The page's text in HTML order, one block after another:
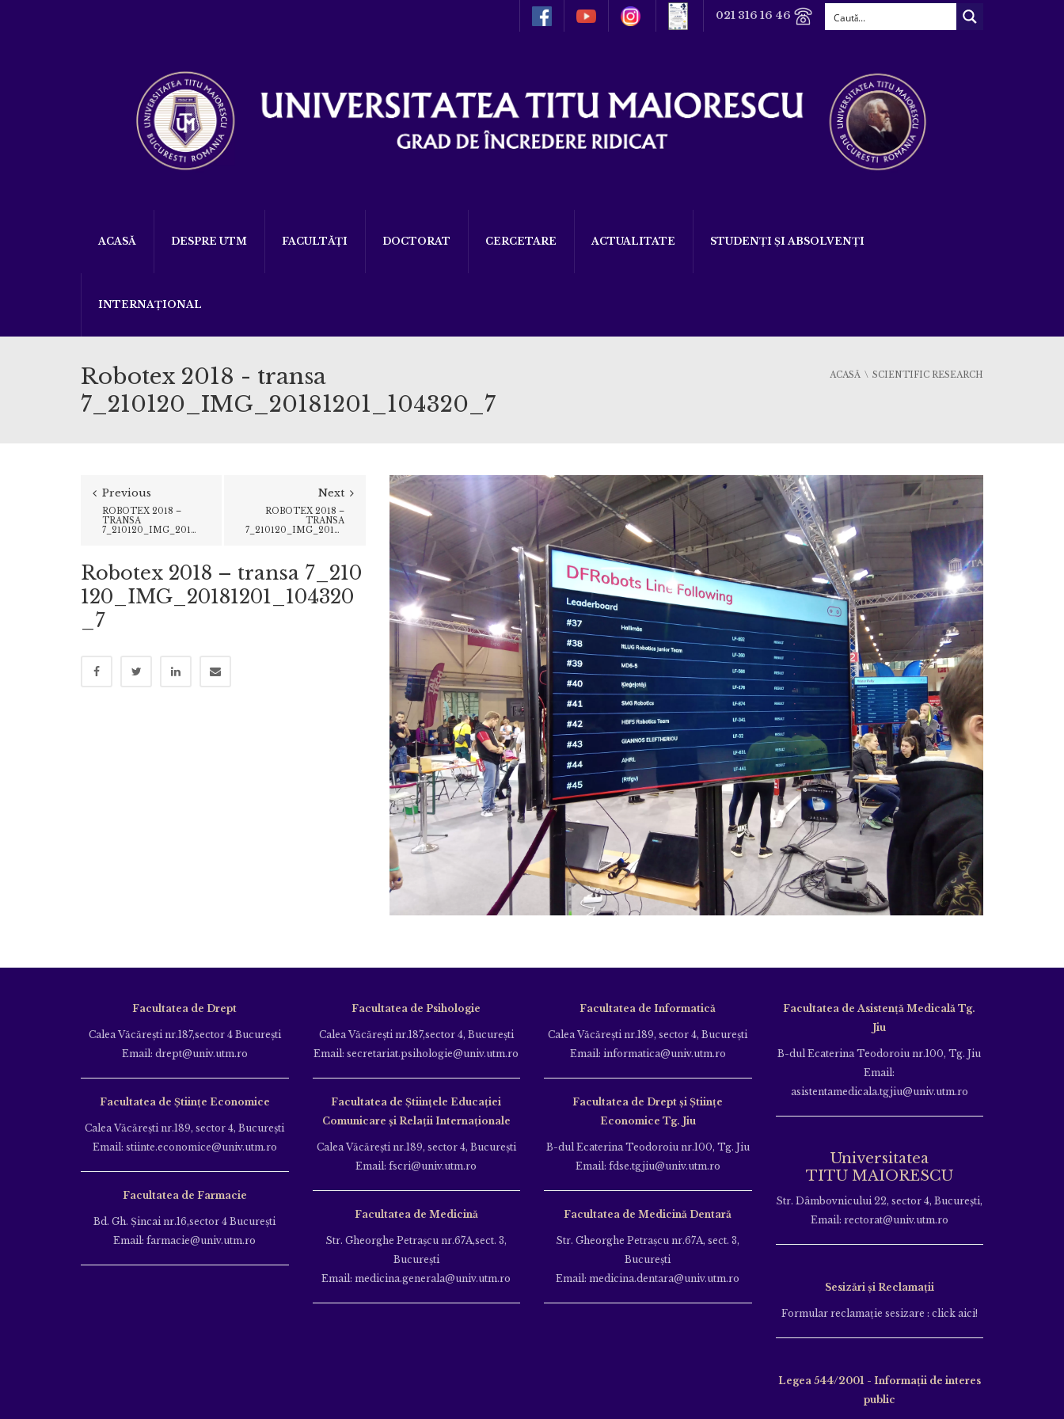
021 316 16 46
ACASĂ DESPRE UTM FACULTĂȚI DOCTORAT CERCETARE ACTUALITATE STUDENȚI ȘI ABSOLVENȚI
INTERNAȚIONAL
Robotex 2018 - transa
7_210120_IMG_20181201_104320_7
ACASĂ SCIENTIFIC RESEARCH
Previous
ROBOTEX 2018 –
TRANSA
7_210120_IMG_20181201_104301_1
Next
ROBOTEX 2018 –
TRANSA
7_210120_IMG_20181202_092628_9
Robotex 2018 – transa 7_210
120_IMG_20181201_104320
_7
Facultatea de Drept
Calea Văcăreşti nr.187,sector 4 Bucureşti
Email: drept@univ.utm.ro
Facultatea de Științe Economice
Calea Văcăreşti nr.189, sector 4, Bucureşti
Email: stiinte.economice@univ.utm.ro
Facultatea de Farmacie
Bd. Gh. Şincai nr.16,sector 4 Bucureşti
Email: farmacie@univ.utm.ro
Facultatea de Psihologie
Calea Văcăreşti nr.187,sector 4, Bucureşti
Email: secretariat.psihologie@univ.utm.ro
Facultatea de Ştiinţele Educației
Comunicare și Relații Internaționale
Calea Văcăreşti nr.189, sector 4, Bucureşti
Email: fscri@univ.utm.ro
Facultatea de Medicină
Str. Gheorghe Petraşcu nr.67A,sect. 3,
Bucureşti
Email: medicina.generala@univ.utm.ro
Facultatea de Informatică
Calea Văcăreşti nr.189, sector 4, Bucureşti
Email: informatica@univ.utm.ro
Facultatea de Drept și Științe
Economice Tg. Jiu
B-dul Ecaterina Teodoroiu nr.100, Tg. Jiu
Email: fdse.tgjiu@univ.utm.ro
Facultatea de Medicină Dentară
Str. Gheorghe Petraşcu nr.67A, sect. 3,
Bucureşti
Email: medicina.dentara@univ.utm.ro
Facultatea de Asistență Medicală Tg.
Jiu
B-dul Ecaterina Teodoroiu nr.100, Tg. Jiu
Email:
asistentamedicala.tgjiu@univ.utm.ro
Universitatea
TITU MAIORESCU
Str. Dâmbovnicului 22, sector 4, București,
Email: rectorat@univ.utm.ro
Sesizări și Reclamații
Formular reclamație sesizare : click aici!
Legea 544/2001 - Informații de interes
public